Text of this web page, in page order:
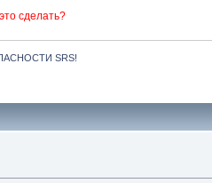
сделать?
SRS!